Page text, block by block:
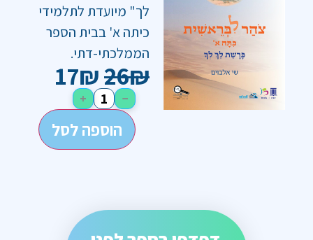
לך" מיועדת לתלמידי
כיתה א' בבית הספר
הממלכתי-דתי.
26₪
17₪
−
+
הוספה לסל